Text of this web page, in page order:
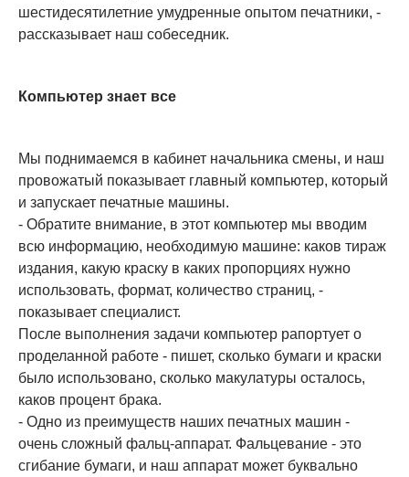
шестидесятилетние умудренные опытом печатники, -
рассказывает наш собеседник.
Компьютер знает все
Мы поднимаемся в кабинет начальника смены, и наш
провожатый показывает главный компьютер, который
и запускает печатные машины.
- Обратите внимание, в этот компьютер мы вводим
всю информацию, необходимую машине: каков тираж
издания, какую краску в каких пропорциях нужно
использовать, формат, количество страниц, -
показывает специалист.
После выполнения задачи компьютер рапортует о
проделанной работе - пишет, сколько бумаги и краски
было использовано, сколько макулатуры осталось,
каков процент брака.
- Одно из преимуществ наших печатных машин -
очень сложный фальц-аппарат. Фальцевание - это
сгибание бумаги, и наш аппарат может буквально